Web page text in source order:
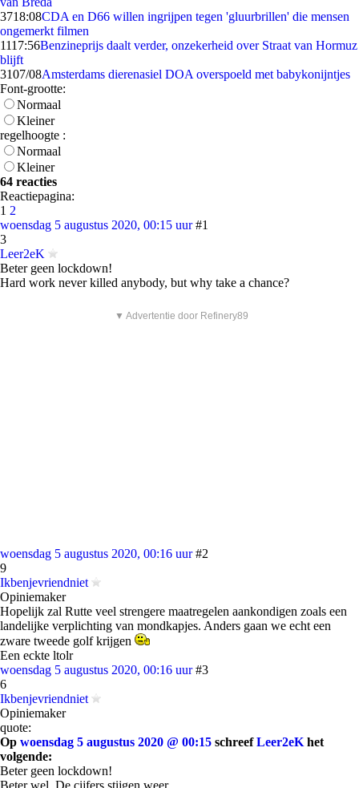
3718:08CDA en D66 willen ingrijpen tegen 'gluurbrillen' die mensen
ongemerkt filmen
1117:56Benzineprijs daalt verder, onzekerheid over Straat van Hormuz
blijft
3107/08Amsterdams dierenasiel DOA overspoeld met babykonijntjes
Font-grootte:
Normaal
Kleiner
regelhoogte :
Normaal
Kleiner
64 reacties
Reactiepagina:
1 2
woensdag 5 augustus 2020, 00:15 uur #1
3
Leer2eK
Beter geen lockdown!
Hard work never killed anybody, but why take a chance?
▼ Advertentie door Refinery89
woensdag 5 augustus 2020, 00:16 uur #2
9
Ikbenjevriendniet
Opiniemaker
Hopelijk zal Rutte veel strengere maatregelen aankondigen zoals een
landelijke verplichting van mondkapjes. Anders gaan we echt een
zware tweede golf krijgen
Een eckte ltolr
woensdag 5 augustus 2020, 00:16 uur #3
6
Ikbenjevriendniet
Opiniemaker
quote:
Op woensdag 5 augustus 2020 @ 00:15 schreefLeer2eK het
volgende:
Beter geen lockdown!
Beter wel. De cijfers stijgen weer.